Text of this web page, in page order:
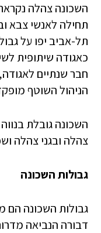
השכונה צהלה
תחילה לאנשי צבא
תל-אביב יפו על
כאגודה שיתופית
חבר שנתיים
הניהול השוטף
השכונה גובלת
צהלה ובגני צהלה
גבולות השכונה
גבולות השכונה
דבורה הנביאה